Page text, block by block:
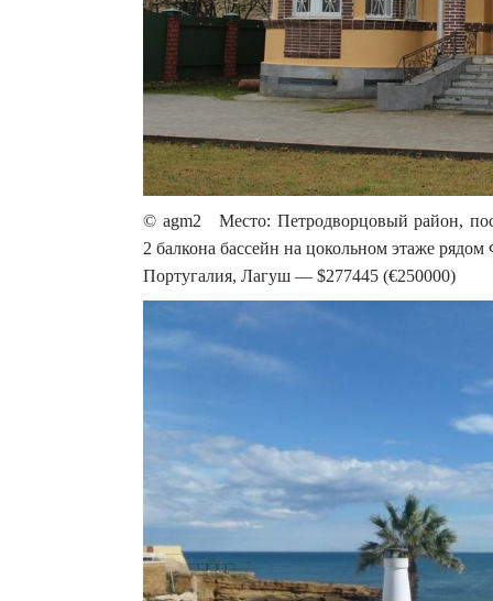
© agm2 Место: Петродворцовый район,
2 балкона бассейн на цокольном этаже
Португалия, Лагуш — $277445 (€250000)